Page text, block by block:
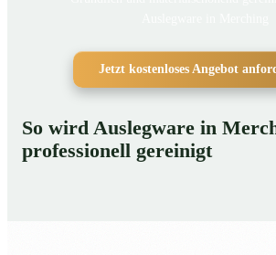
Jetzt kostenloses Angebot
So wird Auslegware in
professionell gereinigt